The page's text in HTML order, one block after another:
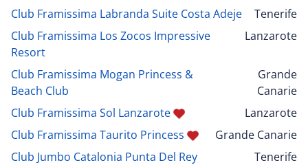
Club Framissima Labranda Suite Costa Adeje
Tenerife
Club Framissima Los Zocos Impressive
Resort
Lanzarote
Club Framissima Mogan Princess &
Beach Club
Grande
Canarie
Club Framissima Sol Lanzarote
Lanzarote
Club Framissima Taurito Princess
Grande Canarie
Club Jumbo Catalonia Punta Del Rey
Tenerife